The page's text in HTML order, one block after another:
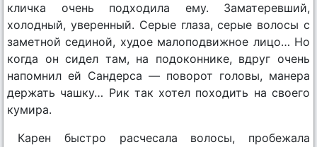
кличка очень подходила ему. Заматеревший,
холодный, уверенный. Серые глаза, серые волосы с
заметной сединой, худое малоподвижное лицо… Но
когда он сидел там, на подоконнике, вдруг очень
напомнил ей Сандерса — поворот головы, манера
держать чашку… Рик так хотел походить на своего
кумира.
Карен быстро расчесала волосы, пробежала